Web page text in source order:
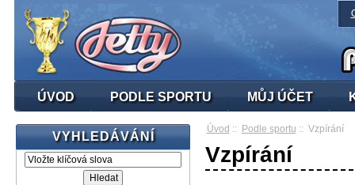
ÚVOD PODLE SPORTU MŮJ ÚČET
VYHLEDÁVÁNÍ
Úvod :: Podle sportu :: Vzpírání
Vzpírání